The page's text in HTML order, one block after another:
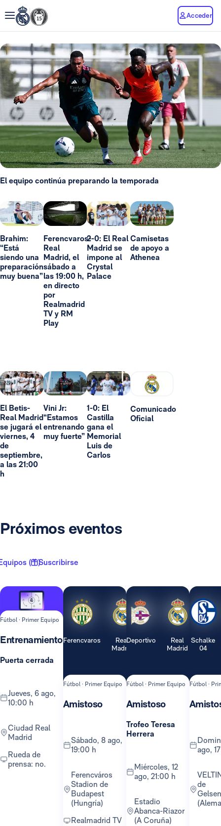
Acceder
El equipo continúa preparando la temporada
Brahim:
“Está
siendo una
preparación
muy buena”
Ferencvaros-
Real
Madrid, el
sábado a
las 19:00 h,
en directo
por
Realmadrid
TV y RM
Play
2-0: El Real
Madrid se
impone al
Crystal
Palace
Camisetas
de apoyo a
Athenea
El Betis-
Real Madrid
se jugará el
viernes, 4
de
septiembre,
a las 21:00
h
Vini Jr:
“Estamos
entrenando
muy fuerte”
1-0: El
Castilla
gana el
Memorial
Luis de
Carlos
Comunicado
Oficial
Próximos eventos
( 1 )Suscribirse
Fútbol · Primer Equipo
Entrenamiento
Puerta cerrada
jueves, 6 ago,
10:00 h
Ciudad Real
Madrid
Rueda de
prensa: no.
Ferencvaros
Real
Madrid
Fútbol · Primer Equipo
Amistoso
sábado, 8 ago,
19:00 h
Ferencváros
Stadion de
Budapest
(Hungría)
Realmadrid TV
Deportivo
Real
Madrid
Fútbol · Primer Equipo
Amistoso
Trofeo Teresa
Herrera
miércoles, 12
ago, 21:00 h
Estadio
Abanca-Riazor
(A Coruña)
Schalke
04
Fútbol ·
domingo, 16
ago,
VELTINS-Arena
de